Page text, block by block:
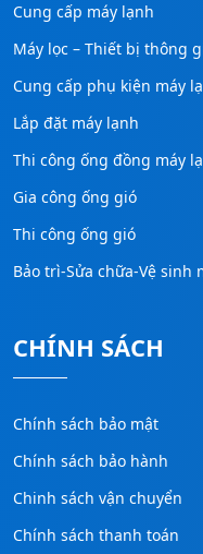
Cung cấp máy lạnh
Máy lọc – Thiết bị thông
Cung cấp phụ kiện máy
Lắp đặt máy lạnh
Thi công ống đồng máy
Gia công ống gió
Thi công ống gió
Bảo trì-Sửa chữa-Vệ sinh
CHÍNH SÁCH
Chính sách bảo mật
Chính sách bảo hành
Chinh sách vận chuyển
Chính sách thanh toán